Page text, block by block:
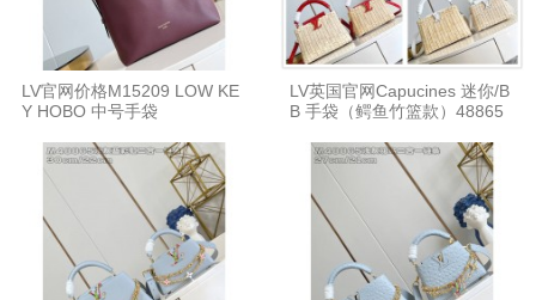
LV官网价格M15209 LOW KE
Y HOBO 中号手袋
LV英国官网Capucines 迷你/B
B 手袋（鳄鱼竹篮款）48865